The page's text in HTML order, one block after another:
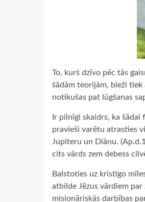
To, kurš dzīvo pēc tās
šādām teorijām, bieži tiek
notikušas pat lūgšanas
Ir pilnīgi skaidrs, ka
pravieši varētu atrasties
Jupiteru un Diānu.
cits vārds zem debess
Balstoties uz kristīgo
atbilde Jēzus vārdiem
misionāriskās darbības